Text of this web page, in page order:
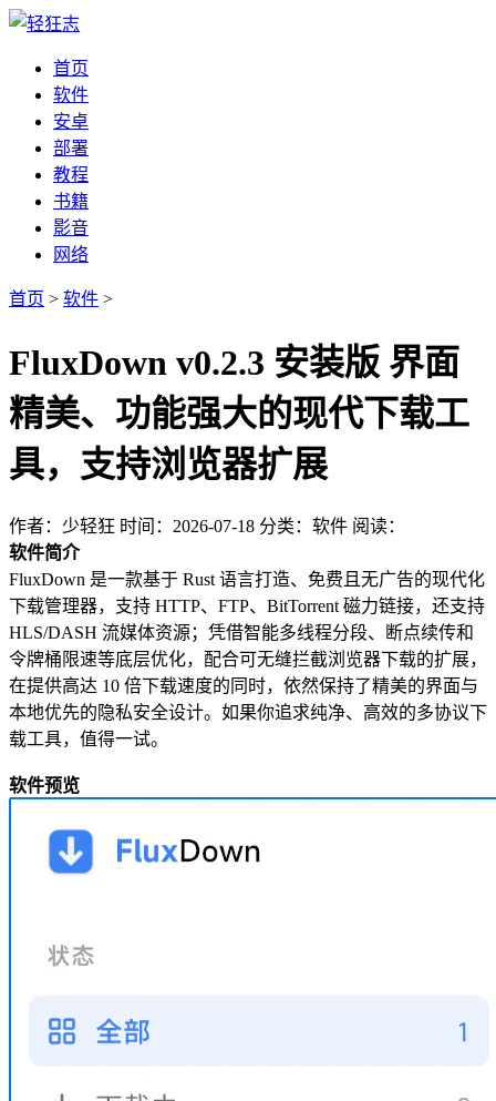
首页
软件
安卓
部署
教程
书籍
影音
网络
首页 > 软件 >
FluxDown v0.2.3 安装版 界面
精美、功能强大的现代下载工
具，支持浏览器扩展
作者：少轻狂 时间：2026-07-18 分类：软件 阅读：
软件简介
FluxDown 是一款基于 Rust 语言打造、免费且无广告的现代化
下载管理器，支持 HTTP、FTP、BitTorrent 磁力链接，还支持
HLS/DASH 流媒体资源；凭借智能多线程分段、断点续传和
令牌桶限速等底层优化，配合可无缝拦截浏览器下载的扩展，
在提供高达 10 倍下载速度的同时，依然保持了精美的界面与
本地优先的隐私安全设计。如果你追求纯净、高效的多协议下
载工具，值得一试。
软件预览